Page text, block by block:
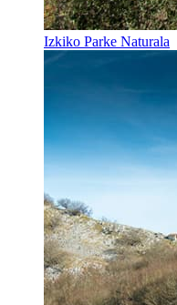
Izkiko Parke Naturala